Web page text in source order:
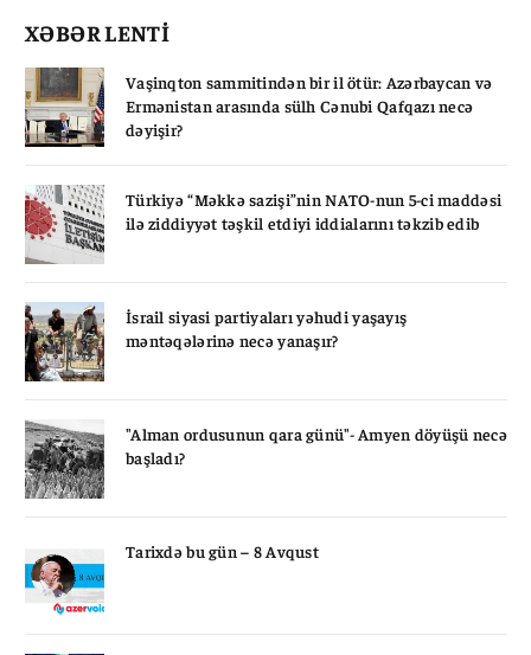
XƏBƏR LENTİ
Vaşinqton sammitindən bir il ötür: Azərbaycan və
Ermənistan arasında sülh Cənubi Qafqazı necə
dəyişir?
Türkiyə “Məkkə sazişi”nin NATO-nun 5-ci maddəsi
ilə ziddiyyət təşkil etdiyi iddialarını təkzib edib
İsrail siyasi partiyaları yəhudi yaşayış
məntəqələrinə necə yanaşır?
"Alman ordusunun qara günü"- Amyen döyüşü necə
başladı?
Tarixdə bu gün – 8 Avqust